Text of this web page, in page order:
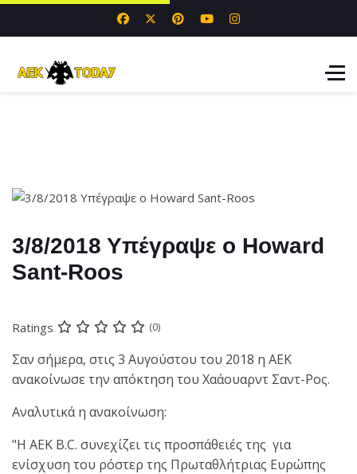
3/8/2018 Υπέγραψε ο Howard
Sant-Roos
Ratings (0)
Σαν σήμερα, στις 3 Αυγούστου του 2018 η ΑΕΚ
ανακοίνωσε την απόκτηση του Χαάουαρντ Σαντ-Ρος.
Αναλυτικά η ανακοίνωση:
"H AEK B.C. συνεχίζει τις προσπάθειές της για
ενίσχυση του ρόστερ της Πρωταθλήτριας Ευρώπης